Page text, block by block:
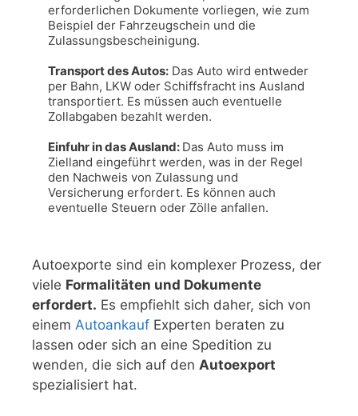
erforderlichen Dokumente vorliegen, wie zum
Beispiel der Fahrzeugschein und die
Zulassungsbescheinigung.
Transport des Autos: Das Auto wird entweder
per Bahn, LKW oder Schiffsfracht ins Ausland
transportiert. Es müssen auch eventuelle
Zollabgaben bezahlt werden.
Einfuhr in das Ausland: Das Auto muss im
Zielland eingeführt werden, was in der Regel
den Nachweis von Zulassung und
Versicherung erfordert. Es können auch
eventuelle Steuern oder Zölle anfallen.
Autoexporte sind ein komplexer Prozess, der
viele Formalitäten und Dokumente
erfordert. Es empfiehlt sich daher, sich von
einem Autoankauf Experten beraten zu
lassen oder sich an eine Spedition zu
wenden, die sich auf den Autoexport
spezialisiert hat.